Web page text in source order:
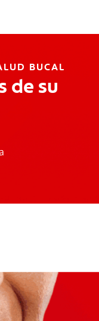
BUCAL
de su